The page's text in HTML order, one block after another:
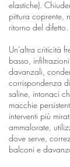
elastiche).
pittura coprente,
ritorno del difetto.
Un’altra criticità
basso,
davanzali,
corrispondenza
saline, intonaci
macchie
interventi più
ammalorate,
dove serve,
balconi e